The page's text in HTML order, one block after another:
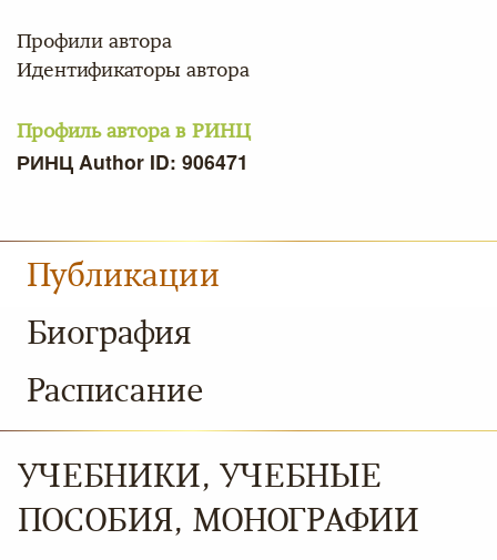
Профили автора
Идентификаторы автора
Профиль автора в РИНЦ
РИНЦ Author ID: 906471
Публикации
Биография
Расписание
УЧЕБНИКИ, УЧЕБНЫЕ
ПОСОБИЯ, МОНОГРАФИИ